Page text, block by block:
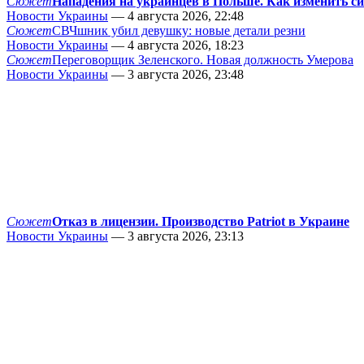
Новости Украины — 4 августа 2026, 22:48
СюжетСВЧшник убил девушку: новые детали резни
Новости Украины — 4 августа 2026, 18:23
СюжетПереговорщик Зеленского. Новая должность Умерова
Новости Украины — 3 августа 2026, 23:48
СюжетОтказ в лицензии. Производство Patriot в Украине
Новости Украины — 3 августа 2026, 23:13